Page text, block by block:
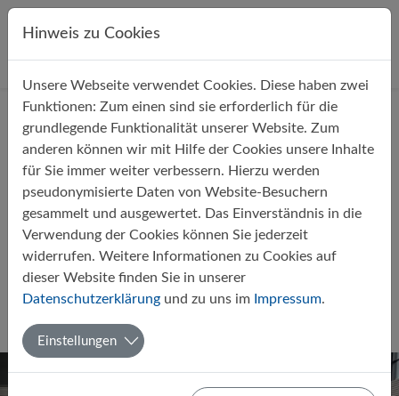
Direkt zur Hauptnavigation springen
Direkt zum Inhalt springen
StartseiteÜber uns Aktuelles
Klasse 5c gewinnt
Jahrgangsturnier 2025 im
Völkerball
Von Martina Ehrlich und Carsten Wiepking
10.10.2025
Hinweis zu Cookies
Unsere Webseite verwendet Cookies. Diese haben zwei
Funktionen: Zum einen sind sie erforderlich für die
grundlegende Funktionalität unserer Website. Zum
anderen können wir mit Hilfe der Cookies unsere Inhalte
für Sie immer weiter verbessern. Hierzu werden
pseudonymisierte Daten von Website-Besuchern
gesammelt und ausgewertet. Das Einverständnis in die
Verwendung der Cookies können Sie jederzeit
widerrufen. Weitere Informationen zu Cookies auf
dieser Website finden Sie in unserer
Datenschutzerklärung und zu uns im Impressum.
Einstellungen